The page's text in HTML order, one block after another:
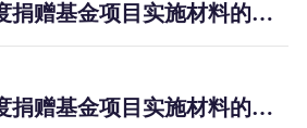
关于报送2023年度捐赠基金项目实施材料的通知
关于报送2022年度捐赠基金项目实施材料的通知